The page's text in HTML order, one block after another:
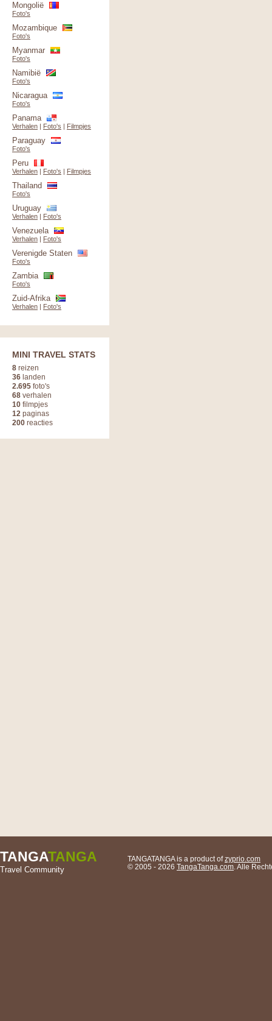
Mongolië
Foto's
Mozambique
Foto's
Myanmar
Foto's
Namibië
Foto's
Nicaragua
Foto's
Panama
Verhalen | Foto's | Filmpjes
Paraguay
Foto's
Peru
Verhalen | Foto's | Filmpjes
Thailand
Foto's
Uruguay
Verhalen | Foto's
Venezuela
Verhalen | Foto's
Verenigde Staten
Foto's
Zambia
Foto's
Zuid-Afrika
Verhalen | Foto's
MINI TRAVEL STATS
8 reizen
36 landen
2.695 foto's
68 verhalen
10 filmpjes
12 paginas
200 reacties
TANGATANGA
Travel Community
TANGATANGA is a product ofzyprio.com
© 2005 - 2026 TangaTanga.com . Alle